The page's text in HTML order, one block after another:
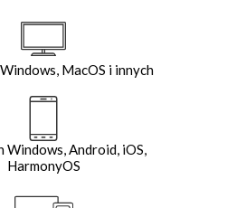
MacOS i innych
Windows, Android, iOS,
HarmonyOS